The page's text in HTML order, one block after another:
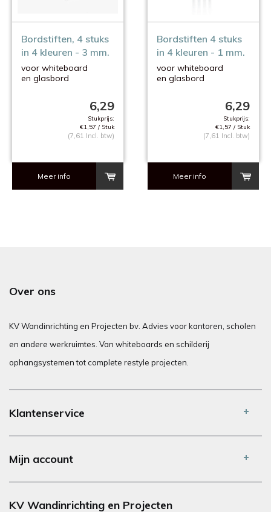
Bordstiften, 4 stuks
in 4 kleuren - 3 mm.
voor whiteboard
en glasbord
6,29
Stukprijs:
€1,57 / Stuk
(7,61 Incl. btw)
Meer info
Bordstiften 4 stuks
in 4 kleuren - 1 mm.
voor whiteboard
en glasbord
6,29
Stukprijs:
€1,57 / Stuk
(7,61 Incl. btw)
Meer info
Over ons
KV Wandinrichting en Projecten bv. Advies voor kantoren, scholen
en andere werkruimtes. Van whiteboards en schilderij
ophangsystemen tot complete restyle projecten.
Klantenservice
Mijn account
KV Wandinrichting en Projecten